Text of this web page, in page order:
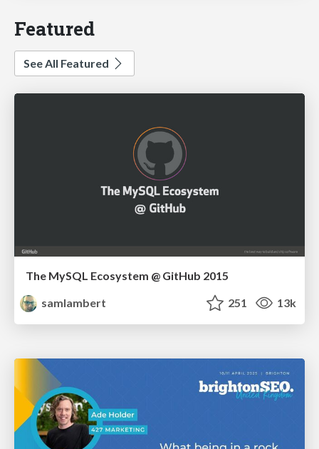
Featured
See All Featured
The MySQL Ecosystem @ GitHub 2015
samlambert
251 13k